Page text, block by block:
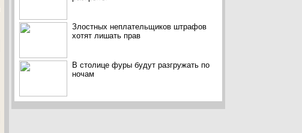
Злостных неплательщиков штрафов
хотят лишать прав
В столице фуры будут разгружать по
ночам